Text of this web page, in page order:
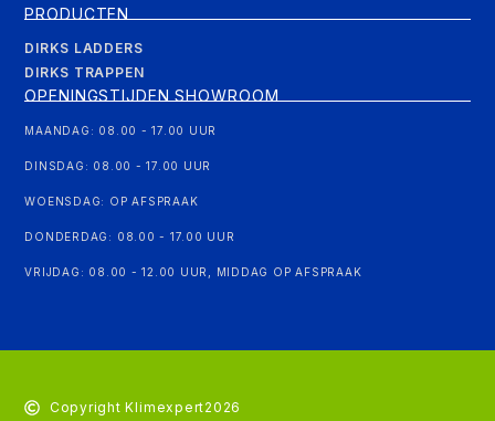
PRODUCTEN
DIRKS LADDERS
DIRKS TRAPPEN
OPENINGSTIJDEN SHOWROOM
MAANDAG: 08.00 - 17.00 UUR
DINSDAG: 08.00 - 17.00 UUR
WOENSDAG: OP AFSPRAAK
DONDERDAG: 08.00 - 17.00 UUR
VRIJDAG: 08.00 - 12.00 UUR, MIDDAG OP AFSPRAAK
Copyright Klimexpert2026